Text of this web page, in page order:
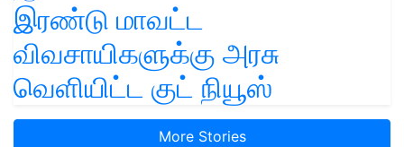
இரண்டு மாவட்ட
விவசாயிகளுக்கு அரசு
வெளியிட்ட குட் நியூஸ்
More Stories